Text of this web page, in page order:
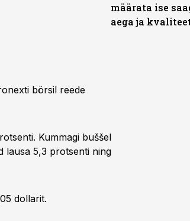
määrata ise
aega ja
börsil reede
Kummagi buššel
lausa 5,3 protsenti ning
dollarit.